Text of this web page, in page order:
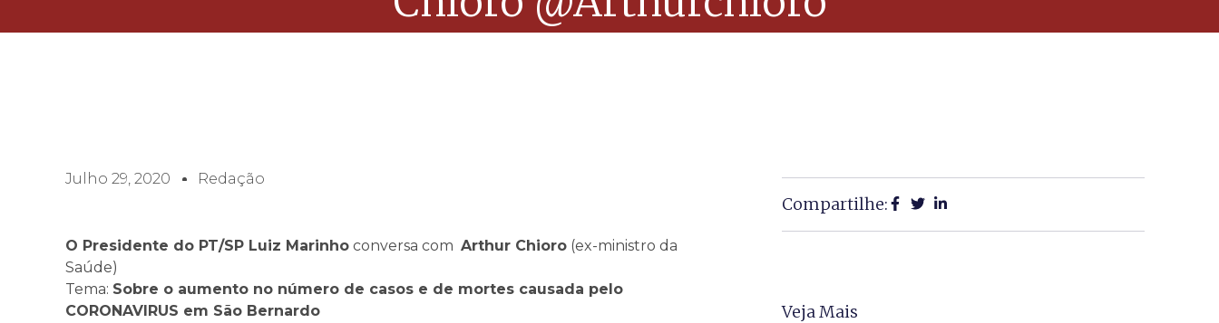
Julho 29, 2020 Redação
O Presidente do PT/SP Luiz Marinho conversa com Arthur Chioro (ex-ministro da
Saúde)
Tema: Sobre o aumento no número de casos e de mortes causada pelo
CORONAVIRUS em São Bernardo
Compartilhe:
Veja Mais